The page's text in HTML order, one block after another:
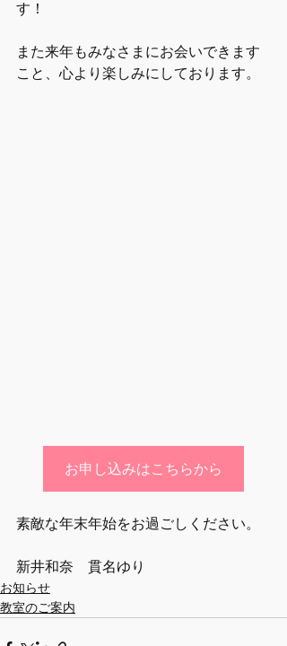
す！
また来年もみなさまにお会いできます
こと、心より楽しみにしております。
お申し込みはこちらから
素敵な年末年始をお過ごしください。
新井和奈　貫名ゆり
お知らせ
教室のご案内